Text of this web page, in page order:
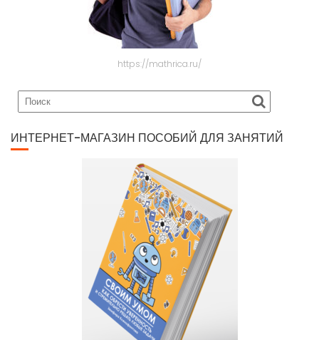
https://mathrica.ru/
ИНТЕРНЕТ-МАГАЗИН ПОСОБИЙ ДЛЯ ЗАНЯТИЙ